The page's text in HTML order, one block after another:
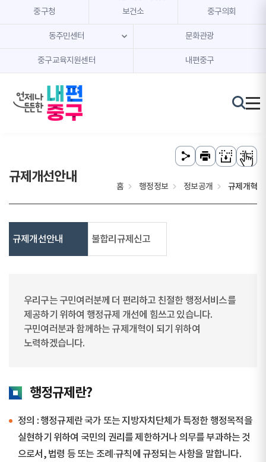
본문 내용 바로가기
주메뉴 바로가기
중구청 보건소 중구의회
동주민센터 문화관광
중구교육지원센터 내편중구
규제개선안내
홈 행정정보 정보공개 규제개혁
규제개선안내 불합리규제신고
우리구는 구민여러분께 더 편리하고 친절한 행정서비스를
제공하기 위하여 행정규제 개선에 힘쓰고 있습니다.
구민여러분과 함께하는 규제개혁이 되기 위하여
노력하겠습니다.
행정규제란?
정의 : 행정규제란 국가 또는 지방자치단체가 특정한 행정목적을
실현하기 위하여 국민의 권리를 제한하거나 의무를 부과하는 것
으로서, 법령 등 또는 조례·규칙에 규정되는 사항을 말합니다.